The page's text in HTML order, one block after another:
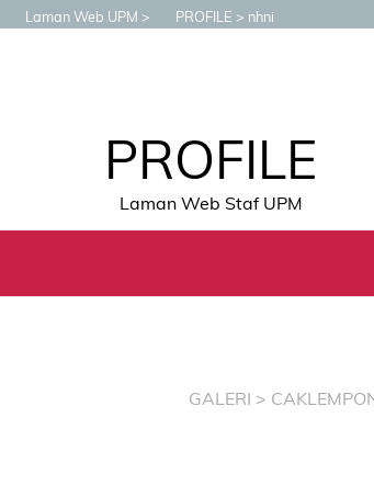
Laman Web UPM PROFILE nhni
PROFILE
Laman Web Staf UPM
GALERI >